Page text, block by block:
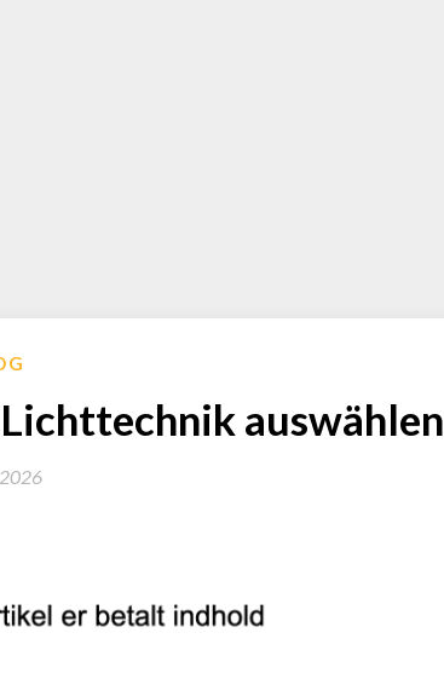
auswählen